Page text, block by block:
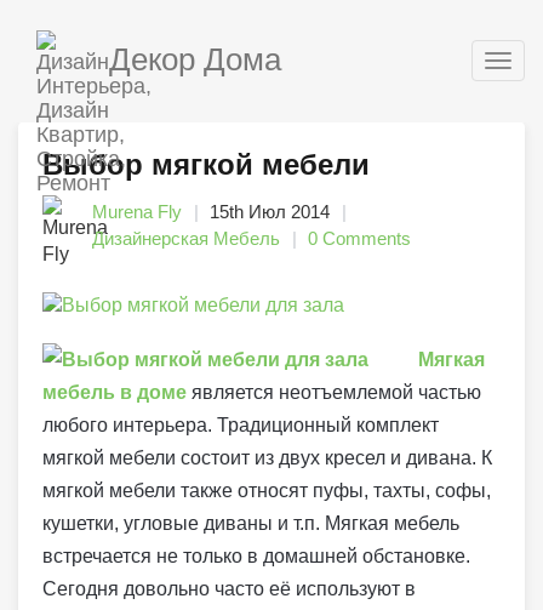
Декор Дома
Выбор мягкой мебели
Murena Fly
15th Июл 2014
Дизайнерская Мебель
0 Comments
Мягкая
мебель в доме является неотъемлемой частью
любого интерьера. Традиционный комплект
мягкой мебели состоит из двух кресел и дивана. К
мягкой мебели также относят пуфы, тахты, софы,
кушетки, угловые диваны и т.п. Мягкая мебель
встречается не только в домашней обстановке.
Сегодня довольно часто её используют в